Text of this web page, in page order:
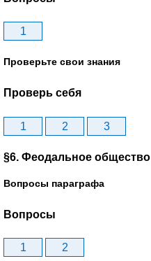
1
Проверьте свои знания
Проверь себя
1 2 3
§6. Феодальное общество
Вопросы параграфа
Вопросы
1 2